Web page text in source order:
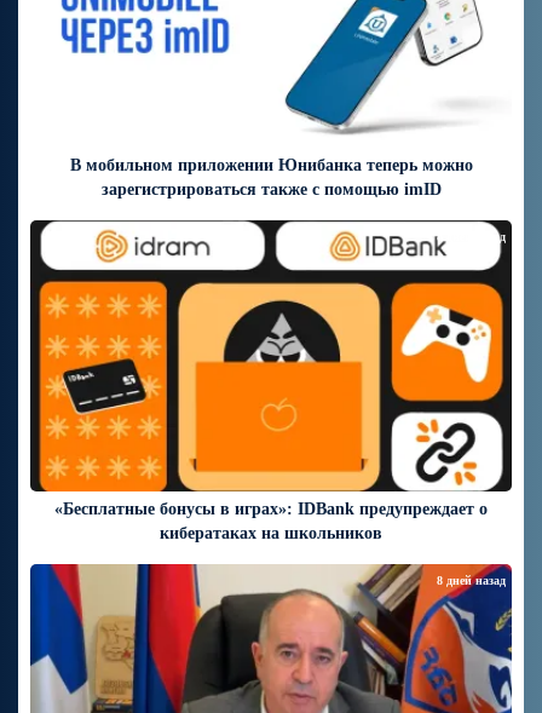
В мобильном приложении Юнибанка теперь можно
зарегистрироваться также с помощью imID
«Бесплатные бонусы в играх»: IDBank предупреждает о
кибератаках на школьников
8 дней назад
8 дней назад